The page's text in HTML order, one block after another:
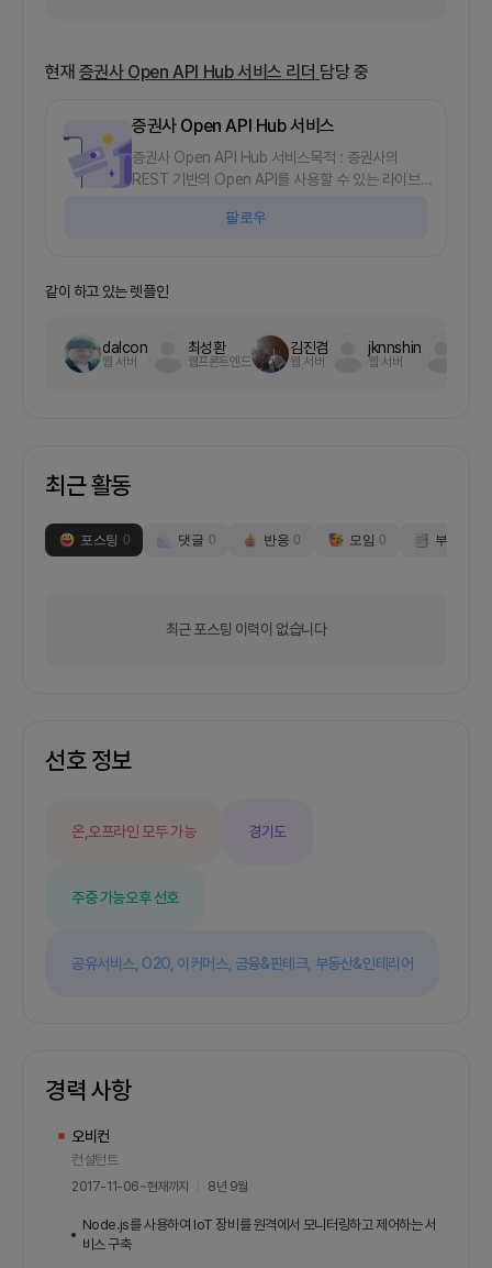
현재 증권사 Open API Hub 서비스 리더 담당 중
증권사 Open API Hub 서비스
증권사 Open API Hub 서비스목적 : 증권사의
REST 기반의 Open API를 사용할 수 있는 라이브러
https://apiportal.koreainvestment.com/intro-
https://openapi.dbsec.co.kr/apiservice- 키움
물- TypeScript Library- Python Library작업 환
경- 통합 개발 환경 : VSCode (Visual Studio
Code)- 사용 언어 : Node.js 22.14, Python 3.12
Specfication 작성- TypeScript와 Python 라이
브러리 제작- Test 프로그램을 작성하여 API
통해서 수입 창출은 기대하기 어렵습니다. (오히려 비
용 발생)관련하여 진행한 프로젝트1 단계 프로젝트기
까지업무 : LS증권 REST API를 라이브러리에 추가
서비스 제작” 대신 “LS증권 REST API 추가”로 업무
팔로우
같이 하고 있는 렛플인
dalcon
웹 서버
최성환
웹프론트엔드
김진겸
웹 서버
jknnshin
웹 서버
최근 활동
포스팅 0 댓글 0 반응 0 모임 0 부스
최근 포스팅 이력이 없습니다
선호 정보
온,오프라인 모두 가능 경기도
주중 가능오후 선호
공유서비스, O2O, 이커머스, 금융&핀테크, 부동산&인테리어
경력 사항
오비컨
컨설턴트
2017-11-06~현재까지 8년 9월
Node.js를 사용하여 IoT 장비를 원격에서 모니터링하고 제어하는 서
비스 구축